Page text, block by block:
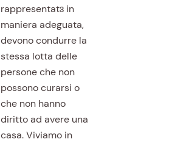
rappresentatɜ in
maniera adeguata,
devono condurre la
stessa lotta delle
persone che non
possono curarsi o
che non hanno
diritto ad avere una
casa. Viviamo in